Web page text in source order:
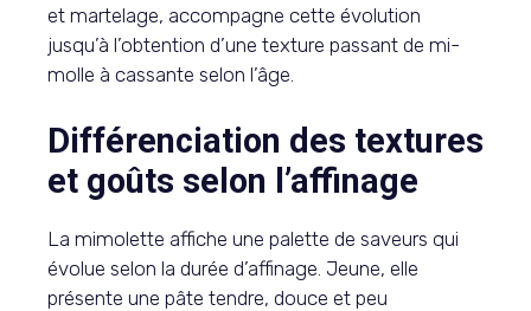
et martelage, accompagne cette évolution
jusqu’à l’obtention d’une texture passant de mi-
molle à cassante selon l’âge.
Différenciation des textures
et goûts selon l’affinage
La mimolette affiche une palette de saveurs qui
évolue selon la durée d’affinage. Jeune, elle
présente une pâte tendre, douce et peu